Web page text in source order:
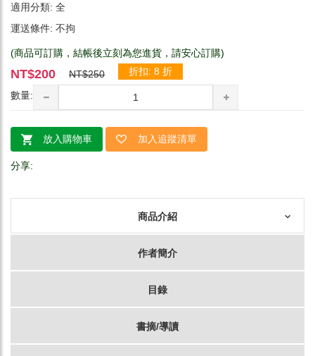
適用分類: 全
運送條件: 不拘
(商品可訂購，結帳後立刻為您進貨，請安心訂購)
NT$200 NT$250 折扣: 8 折
數量:
放入購物車 加入追蹤清單
分享:
商品介紹
作者簡介
目錄
書摘/導讀